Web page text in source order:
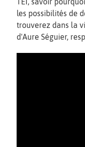
les possibilités de
trouverez dans la
d'Aure Séguier,